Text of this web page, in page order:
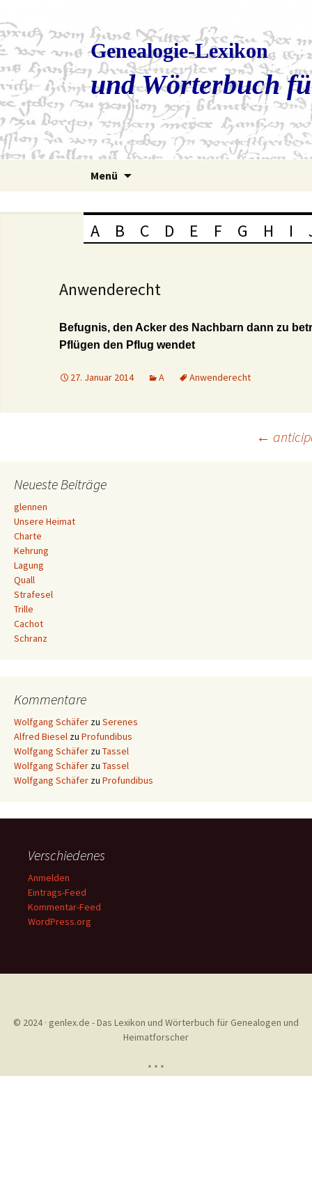
Genealogie-Lexikon
und Wörterbuch
Menü
A B C D E F G H I
Anwenderecht
Befugnis, den Acker des Nachbarn dann zu
Pflügen den Pflug wendet
27. Januar 2014 A Anwenderecht
Navigation
←
Neueste Beiträge
glennen
Unsere Heimat
Charte
Kehrung
Lagung
Quall
Strafesel
Trille
Cachot
Schranz
Kommentare
Wolfgang Schäfer zu Serenes
Alfred Biesel zu Profundibus
Wolfgang Schäfer zu Tassel
Wolfgang Schäfer zu Tassel
Wolfgang Schäfer zu Profundibus
Verschiedenes
Anmelden
Eintrags-Feed
Kommentar-Feed
WordPress.org
© 2024 · genlex.de - Das Lexikon und Wörterbuch für Genealogen und
Heimatforscher
* * *